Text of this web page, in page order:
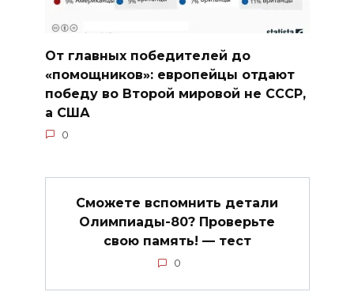
От главных победителей до
«помощников»: европейцы отдают
победу во Второй мировой не СССР,
а США
0
Сможете вспомнить детали
Олимпиады-80? Проверьте
свою память! — тест
0